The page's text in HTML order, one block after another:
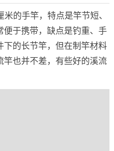
的手竿，特点是竿节短、
便于携带，缺点是钓重、手
下的长节竿，但在制竿材料
竿也并不差，有些好的溪流